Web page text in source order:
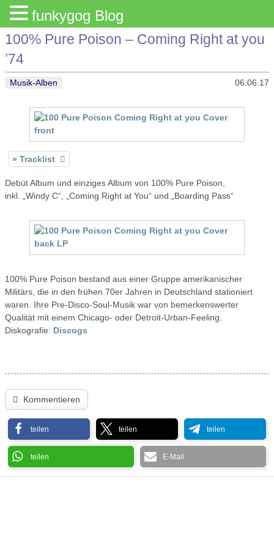
100% Pure Poison – Coming Right at you
’74
Musik-Alben 06.06.17
Tracklist
Debüt Album und einziges Album von 100% Pure Poison,
inkl. „Windy C“, „Coming Right at You“ und „Boarding Pass“
100% Pure Poison bestand aus einer Gruppe amerikanischer
Militärs, die in den frühen 70er Jahren in Deutschland stationiert
waren. Ihre Pre-Disco-Soul-Musik war von bemerkenswerter
Qualität mit einem Chicago- oder Detroit-Urban-Feeling.
Diskografie: Discogs
Kommentieren
teilen teilen teilen
teilen E-Mail
funkygog Blog